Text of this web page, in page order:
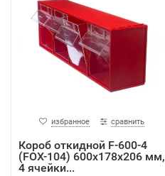
избранное сравнить
Короб откидной F-600-4
(FOX-104) 600х178х206 мм,
4 ячейки...